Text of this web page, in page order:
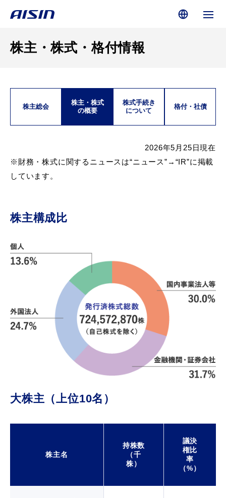
株主・株式・格付情報
株主総会
株主・株式
の概要
株式手続き
について
格付・社債
2026年5月25日現在
※財務・株式に関するニュースは“ニュース”→“IR”に掲載
しています。
株主構成比
大株主（上位10名）
株主名
持株数
（千
株）
議決
権比
率
（%）